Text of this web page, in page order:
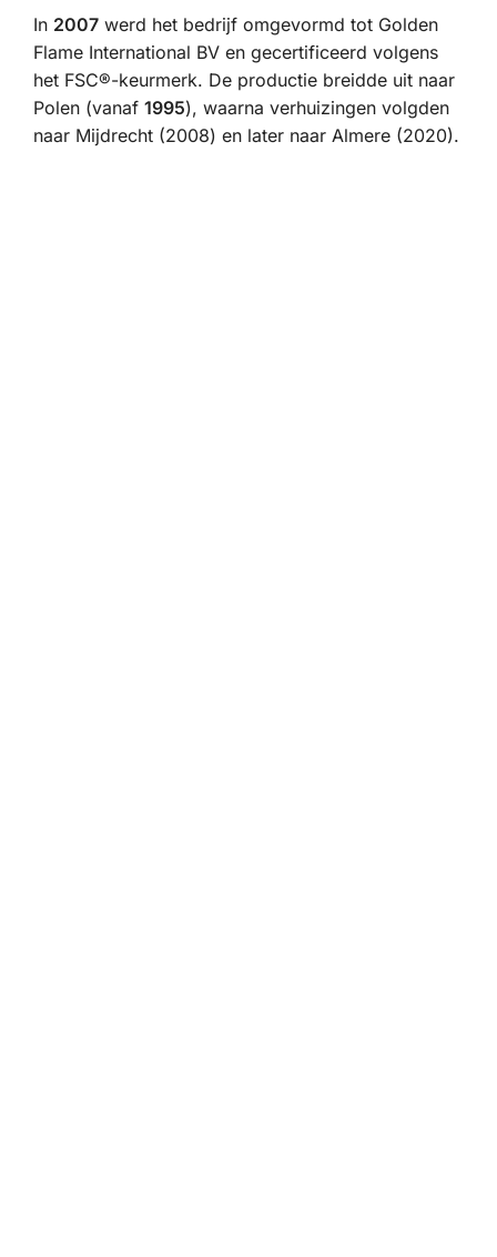
In 2007 werd het bedrijf omgevormd tot Golden
Flame International BV en gecertificeerd volgens
het FSC®-keurmerk. De productie breidde uit naar
Polen (vanaf 1995), waarna verhuizingen volgden
naar Mijdrecht (2008) en later naar Almere (2020).